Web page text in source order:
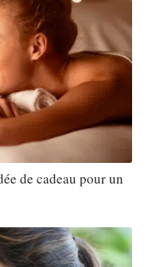
de cadeau pour un